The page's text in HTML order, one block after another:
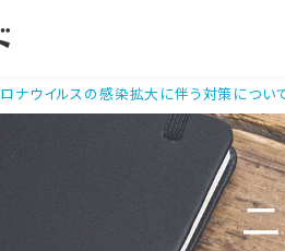
ナウイルスの感染拡大に伴う対策につい